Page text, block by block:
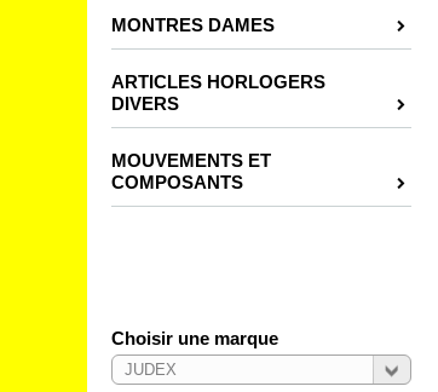
MONTRES DAMES
ARTICLES HORLOGERS
DIVERS
MOUVEMENTS ET
COMPOSANTS
Choisir une marque